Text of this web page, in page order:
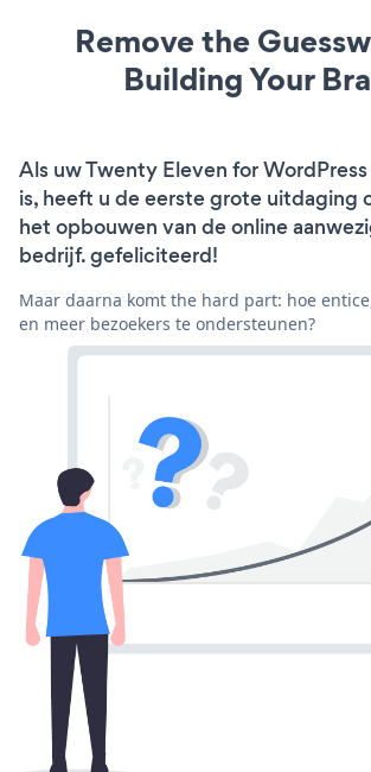
Remove the
Building Your
Als uw Twenty Eleven for
is, heeft u de eerste grote uitdaging
het opbouwen van de online
bedrijf. gefeliciteerd!
Maar daarna komt the hard part: hoe
en meer bezoekers te ondersteunen?